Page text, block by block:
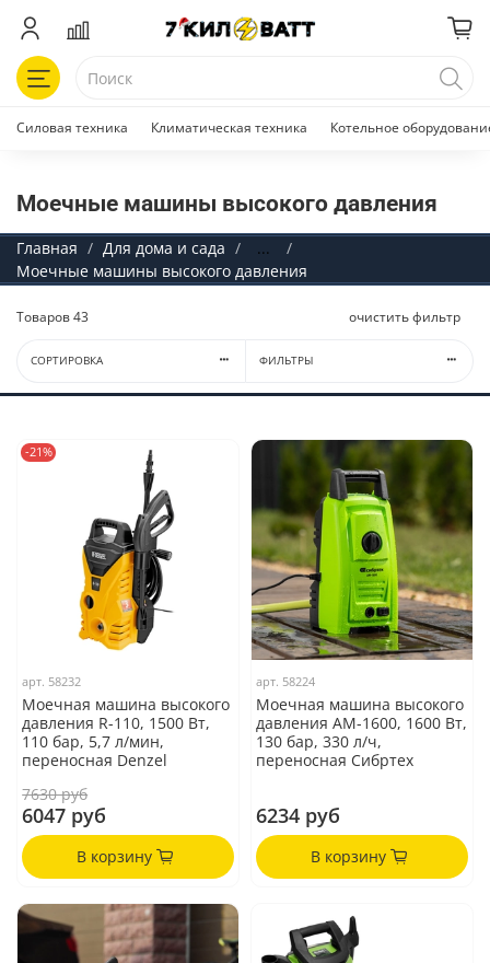
Силовая техника Климатическая техника Котельное
Моечные машины высокого давления
Главная Для дома и сада
...
Моечные машины высокого давления
Товаров43 очистить фильтр
СОРТИРОВКА ФИЛЬТРЫ
-21%
арт. 58232
Моечная машина высокого
давления R-110, 1500 Вт,
110 бар, 5,7 л/мин,
переносная Denzel
7630 руб
6047 руб
В корзину
арт. 58224
Моечная машина высокого
давления АМ-1600, 1600 Вт,
130 бар, 330 л/ч,
переносная Сибртех
6234 руб
В корзину